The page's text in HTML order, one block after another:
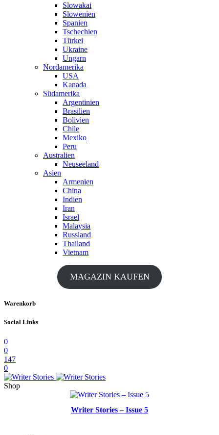
Slowakai
Slowenien
Spanien
Tschechien
Türkei
Ukraine
Ungarn
Nordamerika
USA
Kanada
Südamerika
Argentinien
Brasilien
Bolivien
Chile
Mexiko
Peru
Australien
Neuseeland
Asien
Armenien
China
Indien
Iran
Israel
Malaysia
Russland
Thailand
Vietnam
MAGAZIN KAUFEN
Warenkorb
Social Links
0
0
147
0
Shop
Writer Stories – Issue 5